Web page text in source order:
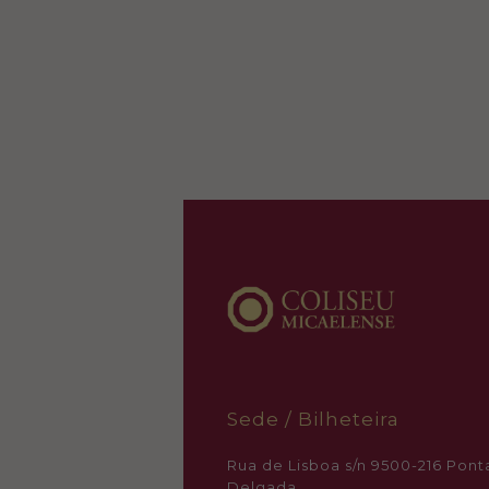
Sede / Bilheteira
Rua de Lisboa s/n 9500-216